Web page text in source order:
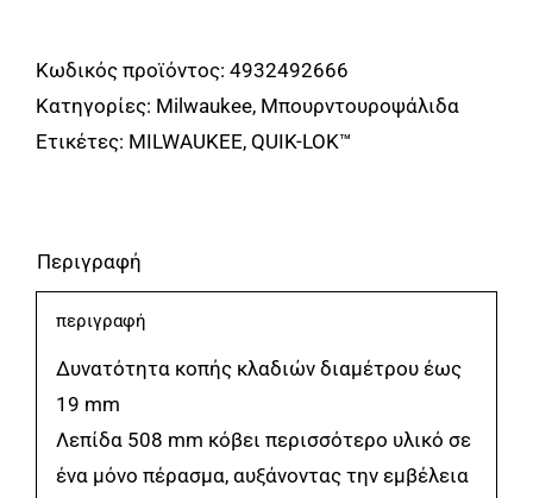
FOPH-
SHTA
ΠΡΟΣΑΡΤΗΜΑ
Κωδικός προϊόντος: 4932492666
Κατηγορίες: Milwaukee, Μπουρντουροψάλιδα
Ετικέτες: MILWAUKEE, QUIK-LOK™
Περιγραφή
περιγραφή
Δυνατότητα κοπής κλαδιών διαμέτρου έως
19 mm
Λεπίδα 508 mm κόβει περισσότερο υλικό σε
ένα μόνο πέρασμα, αυξάνοντας την εμβέλεια